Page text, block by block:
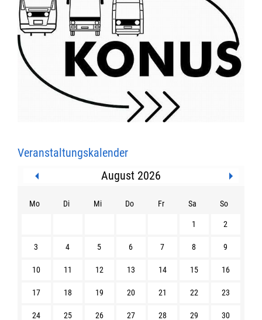
Veranstaltungskalender
August 2026
Mo Di Mi Do Fr Sa So
1 2
3 4 5 6 7 8 9
10 11 12 13 14 15 16
17 18 19 20 21 22 23
24 25 26 27 28 29 30